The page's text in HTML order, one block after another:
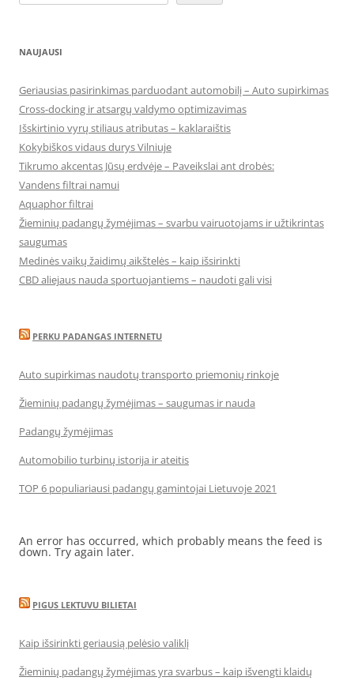
NAUJAUSI
Geriausias pasirinkimas parduodant automobilį – Auto supirkimas
Cross-docking ir atsargų valdymo optimizavimas
Išskirtinio vyrų stiliaus atributas – kaklaraištis
Kokybiškos vidaus durys Vilniuje
Tikrumo akcentas Jūsų erdvėje – Paveikslai ant drobės:
Vandens filtrai namui
Aquaphor filtrai
Žieminių padangų žymėjimas – svarbu vairuotojams ir užtikrintas
saugumas
Medinės vaikų žaidimų aikštelės – kaip išsirinkti
CBD aliejaus nauda sportuojantiems – naudoti gali visi
PERKU PADANGAS INTERNETU
Auto supirkimas naudotų transporto priemonių rinkoje
Žieminių padangų žymėjimas – saugumas ir nauda
Padangų žymėjimas
Automobilio turbinų istorija ir ateitis
TOP 6 populiariausi padangų gamintojai Lietuvoje 2021
An error has occurred, which probably means the feed is
down. Try again later.
PIGUS LEKTUVU BILIETAI
Kaip išsirinkti geriausią pelėsio valiklį
Žieminių padangų žymėjimas yra svarbus – kaip išvengti klaidų